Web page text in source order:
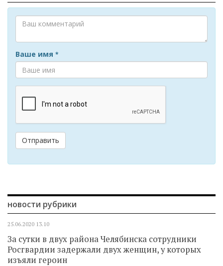
Ваше имя *
Отправить
новости рубрики
25.06.2020 13.10
За сутки в двух района Челябинска сотрудники
Росгвардии задержали двух женщин, у которых
изъяли героин